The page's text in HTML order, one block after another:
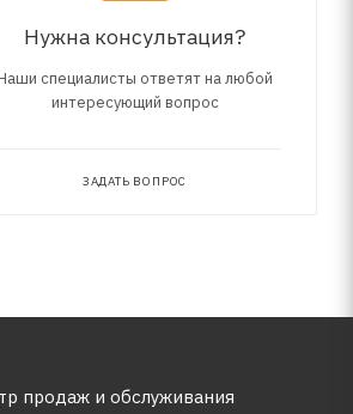
Нужна консультация?
специалисты ответят на любой
интересующий вопрос
ЗАДАТЬ ВОПРОС
продаж и обслуживания